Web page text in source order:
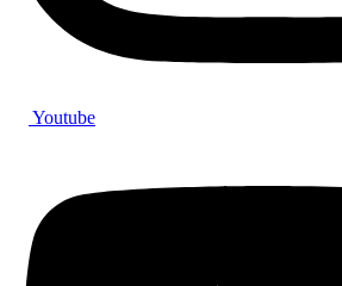
Youtube